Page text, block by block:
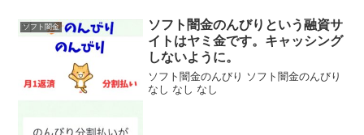
ソフト闇金
ソフト闇金のんびりという融資サ
イトはヤミ金です。キャッシング
しないように。
ソフト闇金のんびり ソフト闇金のんびり
なし なし なし